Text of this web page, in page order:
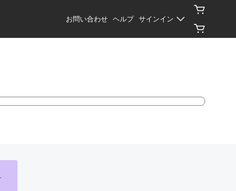
お問い合わせ ヘルプ サインイン